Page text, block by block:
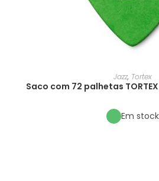
Jazz, Tortex
Saco com 72 palhetas TORTEX
Em stock